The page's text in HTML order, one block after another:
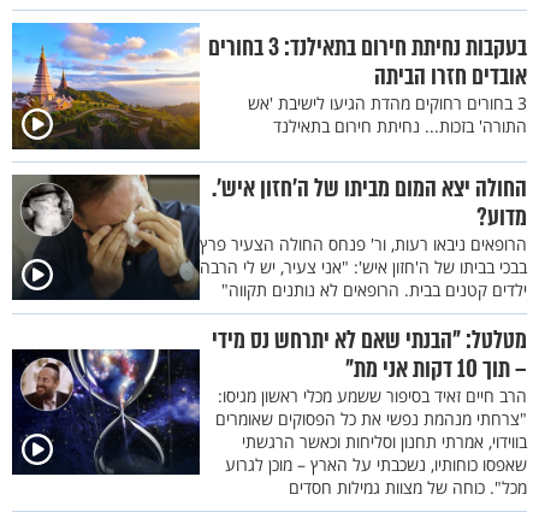
בעקבות נחיתת חירום בתאילנד: 3 בחורים
אובדים חזרו הביתה
3 בחורים רחוקים מהדת הגיעו לישיבת 'אש
התורה' בזכות... נחיתת חירום בתאילנד
החולה יצא המום מביתו של ה’חזון איש’.
מדוע?
הרופאים ניבאו רעות, ור' פנחס החולה הצעיר פרץ
בבכי בביתו של ה'חזון איש': "אני צעיר, יש לי הרבה
ילדים קטנים בבית. הרופאים לא נותנים תקווה"
מטלטל: "הבנתי שאם לא יתרחש נס מידי
– תוך 10 דקות אני מת"
הרב חיים זאיד בסיפור ששמע מכלי ראשון מגיסו:
"צרחתי מנהמת נפשי את כל הפסוקים שאומרים
בווידוי, אמרתי תחנון וסליחות וכאשר הרגשתי
שאפסו כוחותיו, נשכבתי על הארץ – מוכן לגרוע
מכל". כוחה של מצוות גמילות חסדים